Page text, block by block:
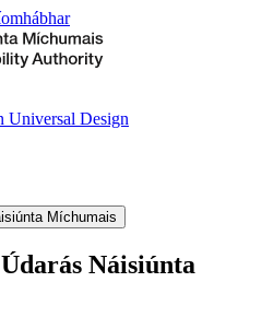
Universal Design
Míchumais
Náisiúnta